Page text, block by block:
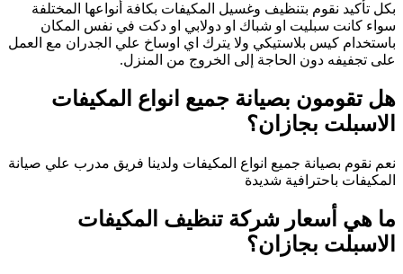
بكل تأكيد نقوم بتنظيف وغسيل المكيفات بكافة أنواعها المختلفة
سواء كانت سبليت او شباك او دولابي او دكت في نفس المكان
باستخدام كيس بلاستيكي ولا يترك اي اوساخ علي الجدران مع العمل
على تجفيفه دون الحاجة إلى الخروج من المنزل.
هل تقومون بصيانة جميع انواع المكيفات
الاسبلت بجازان؟
نعم نقوم بصيانة جميع انواع المكيفات ولدينا فريق مدرب علي صيانة
المكيفات باحترافية شديدة
ما هي أسعار شركة تنظيف المكيفات
الاسبلت بجازان؟